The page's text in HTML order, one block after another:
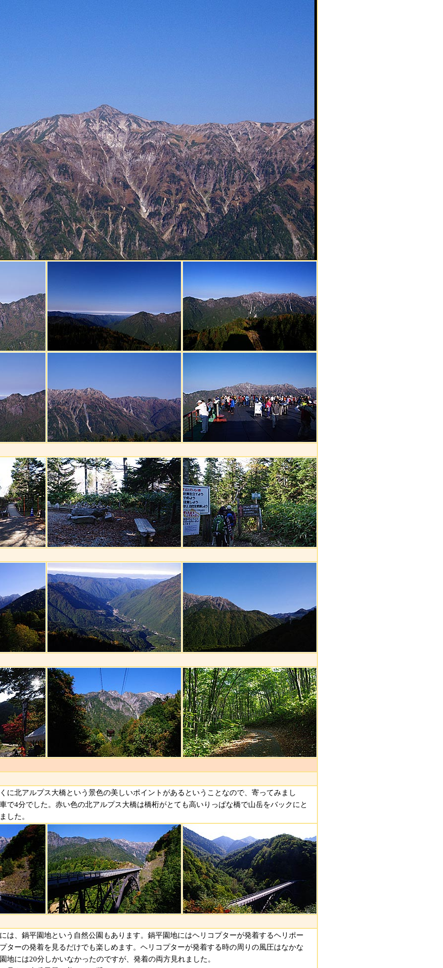
に北アルプス大橋という景色の美しいポイントがあるということなので、寄ってみまし
で4分でした。赤い色の北アルプス大橋は橋桁がとても高いりっぱな橋で山岳をバックにと
した。
は、鍋平園地という自然公園もあります。鍋平園地にはヘリコプターが発着するヘリポー
ターの発着を見るだけでも楽しめます。ヘリコプターが発着する時の周りの風圧はなかな
地には20分しかいなかったのですが、発着の両方見れました。